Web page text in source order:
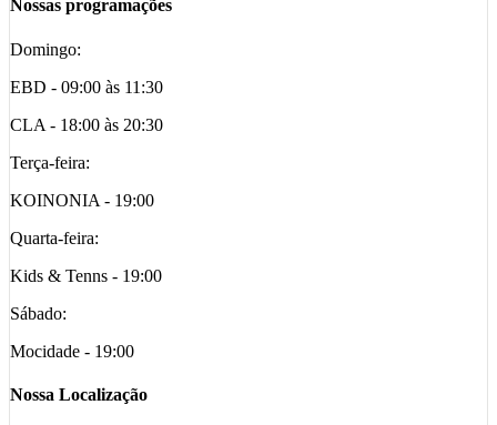
Nossas programações
Domingo:
EBD - 09:00 às 11:30
CLA - 18:00 às 20:30
Terça-feira:
KOINONIA - 19:00
Quarta-feira:
Kids & Tenns - 19:00
Sábado:
Mocidade - 19:00
Nossa Localização